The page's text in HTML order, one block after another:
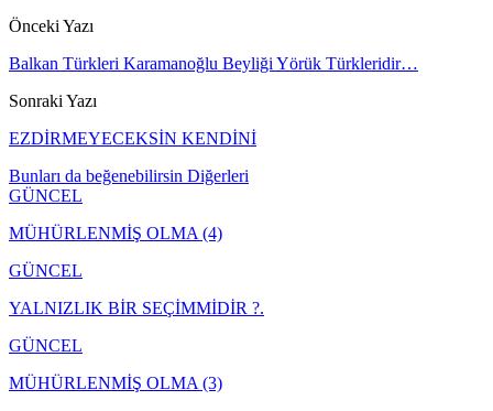
Önceki Yazı
Balkan Türkleri Karamanoğlu Beyliği Yörük Türkleridir…
Sonraki Yazı
EZDİRMEYECEKSİN KENDİNİ
Bunları da beğenebilirsin Diğerleri
GÜNCEL
MÜHÜRLENMİŞ OLMA (4)
GÜNCEL
YALNIZLIK BİR SEÇİMMİDİR ?.
GÜNCEL
MÜHÜRLENMİŞ OLMA (3)